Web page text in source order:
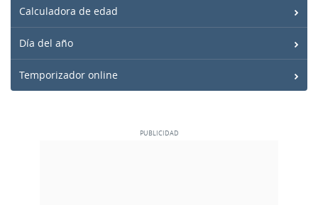
Calculadora de edad
Día del año
Temporizador online